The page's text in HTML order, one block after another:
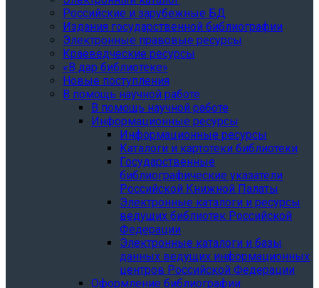
Российские и зарубежные БД
Издания государственной библиографии
Электронные правовые ресурсы
Краеведческие ресурсы
«В дар библиотеке»
Новые поступления
В помощь научной работе
В помощь научной работе
Информационные ресурсы
Информационные ресурсы
Каталоги и картотеки библиотеки
Государственные
библиографические указатели
Российской Книжной Палаты
Электронные каталоги и ресурсы
ведущих библиотек Российской
Федерации
Электронные каталоги и базы
данных ведущих информационных
центров Российской Федерации
Оформление библиографии